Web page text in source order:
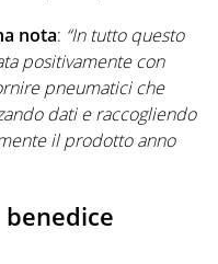
nota: “In tutto questo
positivamente con
pneumatici che
dati e raccogliendo
il prodotto anno
benedice